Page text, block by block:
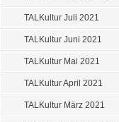
TALKultur Juli 2021
TALKultur Juni 2021
TALKultur Mai 2021
TALKultur April 2021
TALKultur März 2021